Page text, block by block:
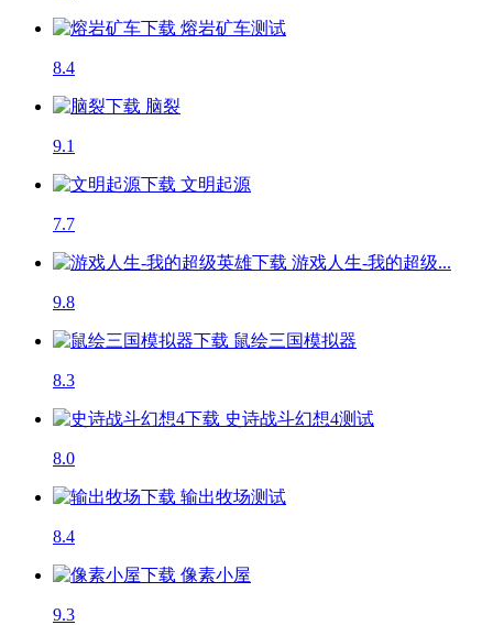
熔岩矿车测试
8.4
脑裂
9.1
文明起源
7.7
游戏人生-我的超级...
9.8
鼠绘三国模拟器
8.3
史诗战斗幻想4测试
8.0
输出牧场测试
8.4
像素小屋
9.3